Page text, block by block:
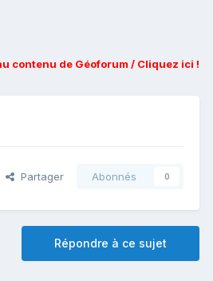
contenu de Géoforum / Cliquez ici !
Partager Abonnés 0
Répondre à ce sujet